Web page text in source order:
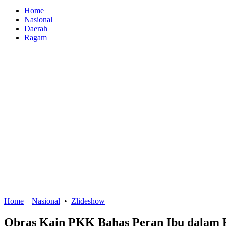
Home
Nasional
Daerah
Ragam
Home Nasional • Zlideshow
Obras Kain PKK Bahas Peran Ibu dalam